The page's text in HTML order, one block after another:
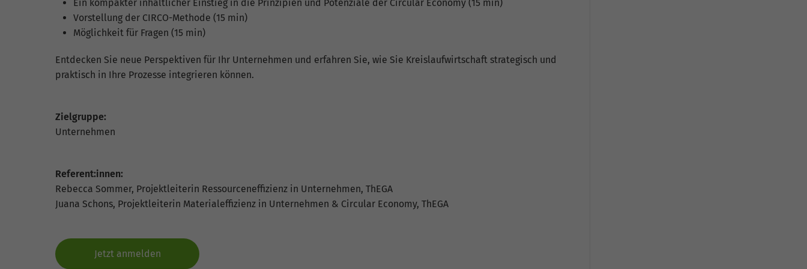
Ein kompakter inhaltlicher Einstieg in die Prinzipien und Potenziale der Circular Economy (15 min)
Vorstellung der CIRCO-Methode (15 min)
Möglichkeit für Fragen (15 min)
Entdecken Sie neue Perspektiven für Ihr Unternehmen und erfahren Sie, wie Sie Kreislaufwirtschaft strategisch und
praktisch in Ihre Prozesse integrieren können.
Zielgruppe:
Unternehmen
Referent:innen:
Rebecca Sommer, Projektleiterin Ressourceneffizienz in Unternehmen, ThEGA
Juana Schons, Projektleiterin Materialeffizienz in Unternehmen & Circular Economy, ThEGA
Jetzt anmelden
Informationen anonym und weisen eine zufällig
Zweck
nutzen, und hilft bei der Erstellung eines
Analyseberichts darüber, wie es der Website geht.